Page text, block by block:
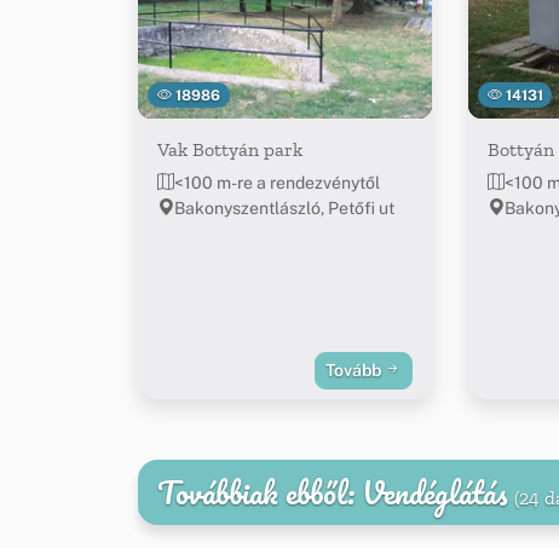
18986
Vak Bottyán park
<100 m-re a rendezvénytől
Bakonyszentlászló, Petőfi ut
Tovább
14131
Bottyán
<100
Továbbiak ebből: Vendéglátás (24